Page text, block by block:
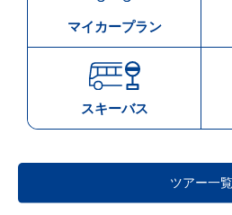
マイカープラン
スキーバス
ツアー一覧